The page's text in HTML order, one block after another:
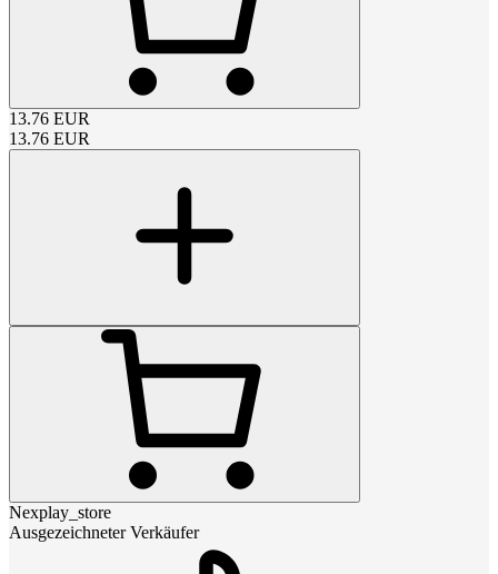
13.76 EUR
13.76 EUR
Nexplay_store
Ausgezeichneter Verkäufer